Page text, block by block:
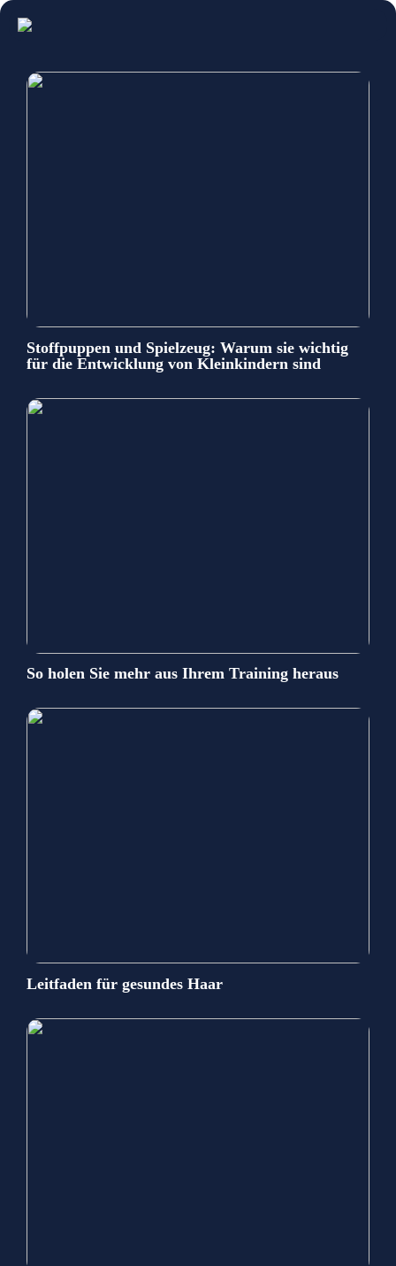
Stoffpuppen und Spielzeug: Warum sie wichtig
für die Entwicklung von Kleinkindern sind
So holen Sie mehr aus Ihrem Training heraus
Leitfaden für gesundes Haar